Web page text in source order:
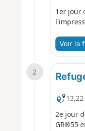
1er jour
Voir la
2
2e jour
GR®55